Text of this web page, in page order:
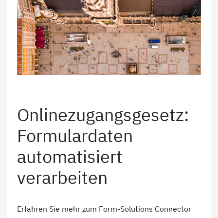
Onlinezugangsgesetz:
Formulardaten
automatisiert
verarbeiten
Erfahren Sie mehr zum Form-Solutions Connector